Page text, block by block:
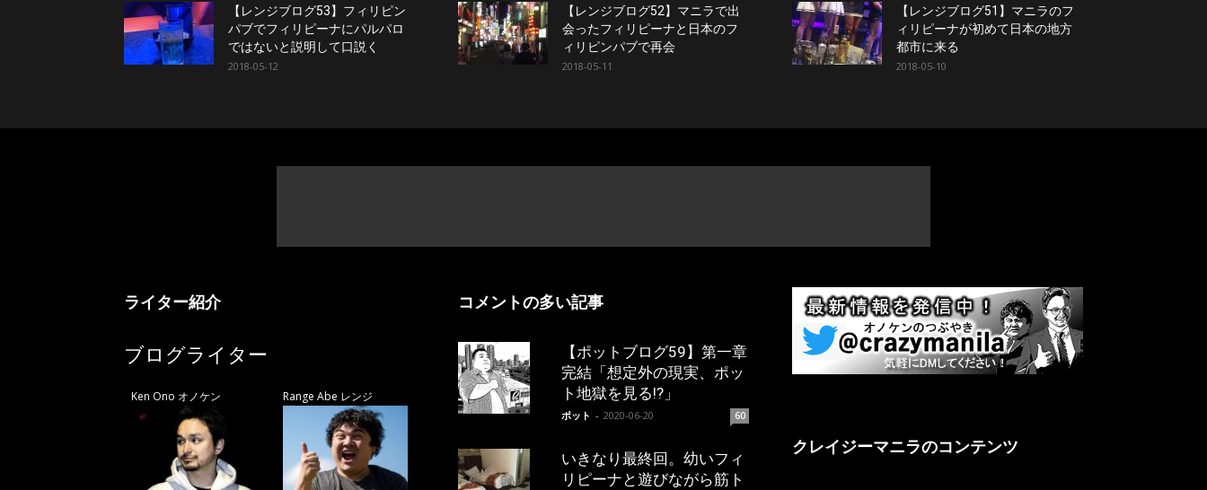
【レンジブログ53】フィリピン
パブでフィリピーナにパルパロ
ではないと説明して口説く
2018-05-12
【レンジブログ52】マニラで出
会ったフィリピーナと日本のフ
ィリピンパブで再会
2018-05-11
【レンジブログ51】マニラのフ
ィリピーナが初めて日本の地方
都市に来る
2018-05-10
ライター紹介
ブログライター
Ken Ono オノケン Range Abe レンジ
コメントの多い記事
【ポットブログ59】第一章
完結「想定外の現実、ポッ
ト地獄を見る!?」
ポット - 2020-06-20 60
いきなり最終回。幼いフィ
リピーナと遊びながら筋ト
クレイジーマニラのコンテンツ